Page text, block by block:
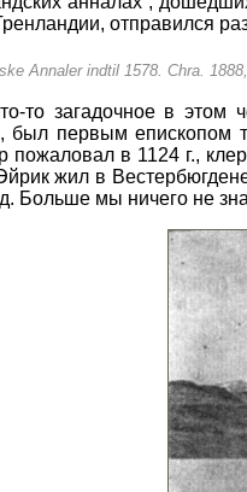
отправился
Annaler indtil 1578. Chra.
то загадочное в
был первым епископом
пожаловал в 1124 г.,
жил в
Больше мы ничего не